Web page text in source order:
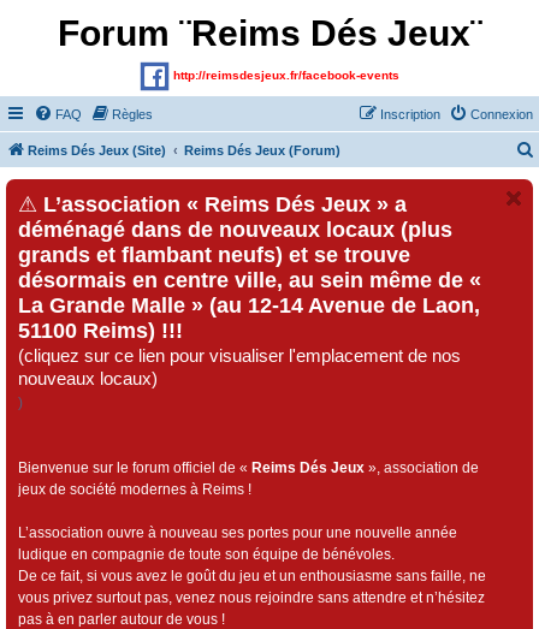
Forum ¨Reims Dés Jeux¨
http://reimsdesjeux.fr/facebook-events
FAQ Règles Connexion
Inscription
Reims Dés Jeux (Site) Reims Dés Jeux (Forum)
⚠ L’association « Reims Dés Jeux » a
déménagé dans de nouveaux locaux (plus
grands et flambant neufs) et se trouve
désormais en centre ville, au sein même de «
La Grande Malle » (au 12-14 Avenue de Laon,
51100 Reims) !!!
(cliquez sur ce lien pour visualiser l'emplacement de nos
nouveaux locaux)
)
Bienvenue sur le forum officiel de « Reims Dés Jeux », association de
jeux de société modernes à Reims !
L’association ouvre à nouveau ses portes pour une nouvelle année
ludique en compagnie de toute son équipe de bénévoles.
De ce fait, si vous avez le goût du jeu et un enthousiasme sans faille, ne
vous privez surtout pas, venez nous rejoindre sans attendre et n’hésitez
pas à en parler autour de vous !